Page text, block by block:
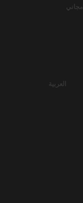
العربية